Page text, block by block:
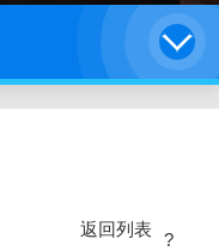
?
返回列表